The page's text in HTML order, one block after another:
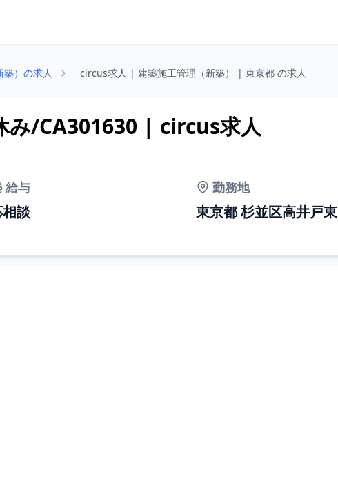
築）の求人 circus求人 | 建築施工管理（新築） | 東京都 の求人
み/CA301630 | circus求人
給与
談
勤務地
東京都 杉並区高井戸東